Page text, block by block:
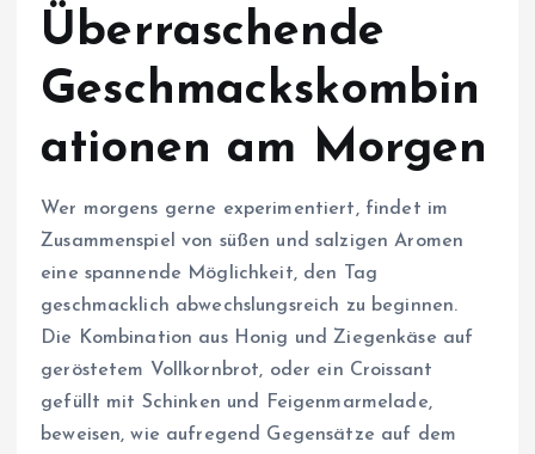
Überraschende
Geschmackskombin
ationen am Morgen
Wer morgens gerne experimentiert, findet im
Zusammenspiel von süßen und salzigen Aromen
eine spannende Möglichkeit, den Tag
geschmacklich abwechslungsreich zu beginnen.
Die Kombination aus Honig und Ziegenkäse auf
geröstetem Vollkornbrot, oder ein Croissant
gefüllt mit Schinken und Feigenmarmelade,
beweisen, wie aufregend Gegensätze auf dem